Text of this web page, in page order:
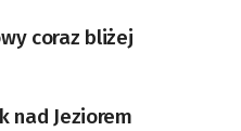
coraz bliżej
nad Jeziorem